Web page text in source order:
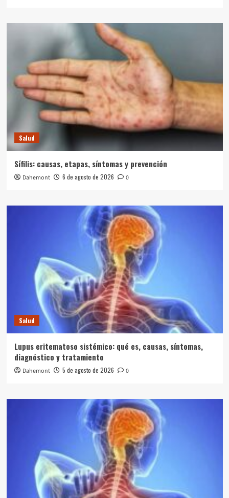
Salud
Sífilis: causas, etapas, síntomas y prevención
Dahemont 6 de agosto de 2026 0
Salud
Lupus eritematoso sistémico: qué es, causas, síntomas,
diagnóstico y tratamiento
Dahemont 5 de agosto de 2026 0